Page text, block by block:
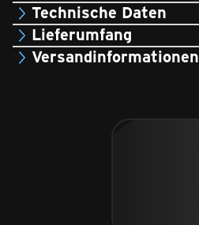
Technische Daten
Lieferumfang
Versandinformationen